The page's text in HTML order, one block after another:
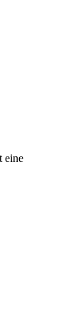
eine